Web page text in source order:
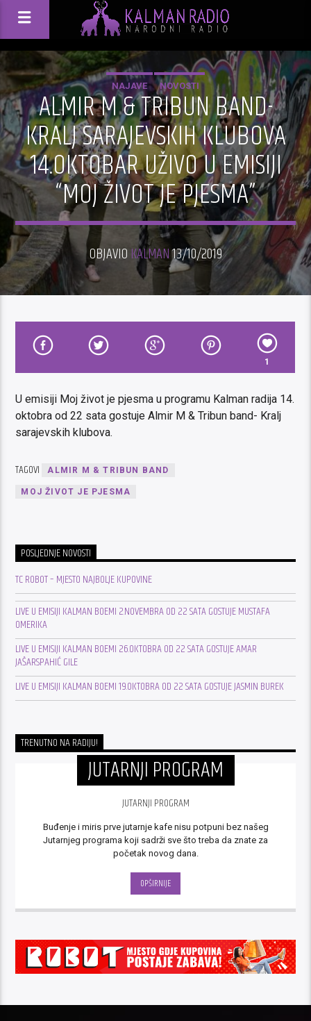
NAJAVE NOVOSTI
ALMIR M & TRIBUN BAND-
KRALJ SARAJEVSKIH KLUBOVA
14.OKTOBAR UŽIVO U EMISIJI
“MOJ ŽIVOT JE PJESMA”
OBJAVIO KALMAN13/10/2019
1
U emisiji Moj život je pjesma u programu Kalman radija 14.
oktobra od 22 sata gostuje Almir M & Tribun band- Kralj
sarajevskih klubova.
TAGOVI ALMIR M & TRIBUN BAND
MOJ ŽIVOT JE PJESMA
POSLJEDNJE NOVOSTI
TC ROBOT – MJESTO NAJBOLJE KUPOVINE
LIVE U EMISIJI KALMAN BOEMI 2.NOVEMBRA OD 22 SATA GOSTUJE MUSTAFA
OMERIKA
LIVE U EMISIJI KALMAN BOEMI 26.OKTOBRA OD 22 SATA GOSTUJE AMAR
JAŠARSPAHIĆ GILE
LIVE U EMISIJI KALMAN BOEMI 19.OKTOBRA OD 22 SATA GOSTUJE JASMIN BUREK
TRENUTNO NA RADIJU!
JUTARNJI PROGRAM
JUTARNJI PROGRAM
Buđenje i miris prve jutarnje kafe nisu potpuni bez našeg
Jutarnjeg programa koji sadrži sve što treba da znate za
početak novog dana.
OPŠIRNIJE